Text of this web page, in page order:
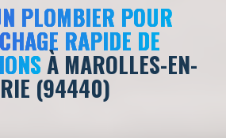
PLOMBIER POUR
RAPIDE DE
À MAROLLES-EN-
(94440)